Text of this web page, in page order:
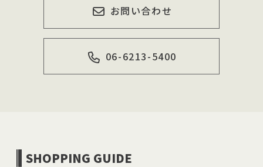
お問い合わせ
06-6213-5400
SHOPPING GUIDE